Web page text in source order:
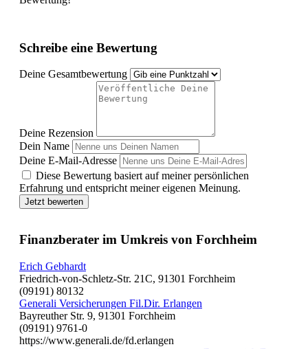
Schreibe eine Bewertung
Deine Gesamtbewertung
Deine Rezension
Dein Name
Deine E-Mail-Adresse
Diese Bewertung basiert auf meiner persönlichen
Erfahrung und entspricht meiner eigenen Meinung.
Jetzt bewerten
Finanzberater im Umkreis von Forchheim
Erich Gebhardt
Friedrich-von-Schletz-Str. 21C, 91301 Forchheim
(09191) 80132
Generali Versicherungen Fil.Dir. Erlangen
Bayreuther Str. 9, 91301 Forchheim
(09191) 9761-0
https://www.generali.de/fd.erlangen